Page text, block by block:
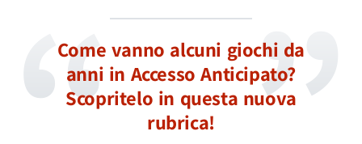
Come vanno alcuni giochi da
anni in Accesso Anticipato?
Scopritelo in questa nuova
rubrica!